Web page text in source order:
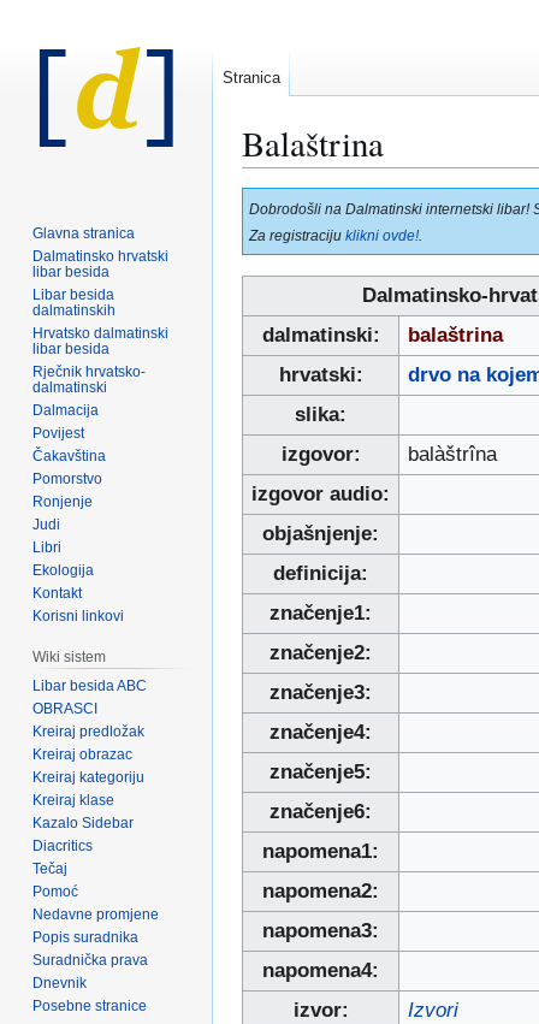
Balaštrina
Prijeđi
na
navigaciju
Prijeđi
na
pretraživanje
Dobrodošli na Dalmatinski internetski libar!
Za registraciju klikni ovde!
Dalmatinsko-
dalmatinski:
balaštrina
hrvatski:
drvo na
slika:
izgovor:
balàštrîna
izgovor audio:
objašnjenje:
definicija:
značenje1:
značenje2:
značenje3:
značenje4:
značenje5:
značenje6:
napomena1:
napomena2:
napomena3:
napomena4:
izvor:
Izvori
Stranica
Glavna stranica
Dalmatinsko hrvatski
libar besida
Libar besida
dalmatinskih
Hrvatsko dalmatinski
libar besida
Rječnik hrvatsko-
dalmatinski
Dalmacija
Povijest
Čakavština
Pomorstvo
Ronjenje
Judi
Libri
Ekologija
Kontakt
Korisni linkovi
Wiki sistem
Libar besida ABC
OBRASCI
Kreiraj predložak
Kreiraj obrazac
Kreiraj kategoriju
Kreiraj klase
Kazalo Sidebar
Diacritics
Tečaj
Pomoć
Nedavne promjene
Popis suradnika
Suradnička prava
Dnevnik
Posebne stranice